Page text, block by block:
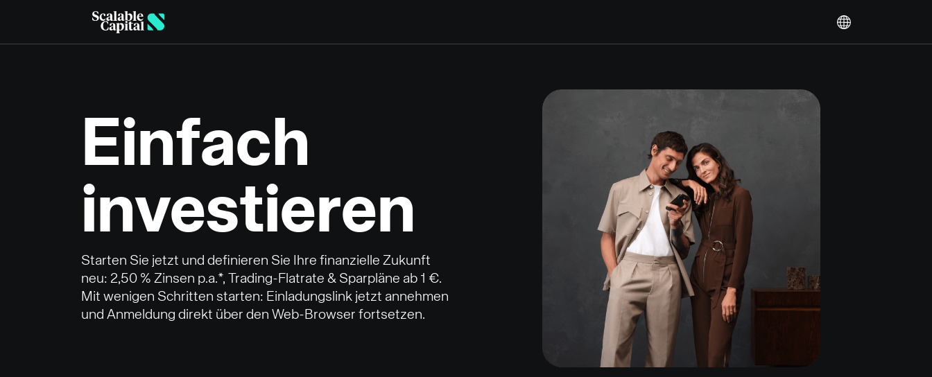
Einfach
investieren
Starten Sie jetzt und definieren Sie Ihre finanzielle Zukunft
neu: 2,50 % Zinsen p.a.*, Trading-Flatrate & Sparpläne ab 1 €.
Mit wenigen Schritten starten: Einladungslink jetzt annehmen
und Anmeldung direkt über den Web-Browser fortsetzen.